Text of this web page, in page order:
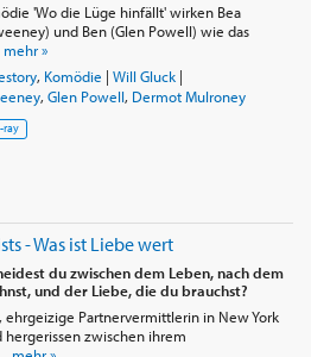
'Wo die Lüge hinfällt' wirken Bea
und Ben (Glen Powell) wie das
mehr »
, Komödie | Will Gluck|
, Glen Powell, Dermot Mulroney
ray
- Was ist Liebe wert
du zwischen dem Leben, nach dem
und der Liebe, die du brauchst?
ehrgeizige Partnervermittlerin in New York
hergerissen zwischen ihrem